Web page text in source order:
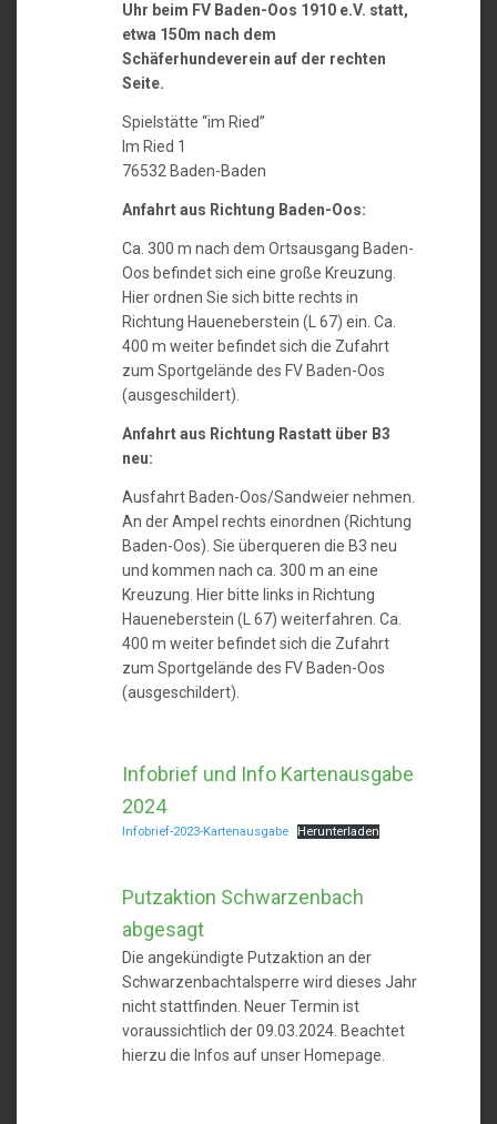
Uhr beim FV Baden-Oos 1910 e.V. statt,
etwa 150m nach dem
Schäferhundeverein auf der rechten
Seite.
Spielstätte “im Ried”
Im Ried 1
76532 Baden-Baden
Anfahrt aus Richtung Baden-Oos:
Ca. 300 m nach dem Ortsausgang Baden-
Oos befindet sich eine große Kreuzung.
Hier ordnen Sie sich bitte rechts in
Richtung Haueneberstein (L 67) ein. Ca.
400 m weiter befindet sich die Zufahrt
zum Sportgelände des FV Baden-Oos
(ausgeschildert).
Anfahrt aus Richtung Rastatt über B3
neu:
Ausfahrt Baden-Oos/Sandweier nehmen.
An der Ampel rechts einordnen (Richtung
Baden-Oos). Sie überqueren die B3 neu
und kommen nach ca. 300 m an eine
Kreuzung. Hier bitte links in Richtung
Haueneberstein (L 67) weiterfahren. Ca.
400 m weiter befindet sich die Zufahrt
zum Sportgelände des FV Baden-Oos
(ausgeschildert).
Infobrief und Info Kartenausgabe
2024
Infobrief-2023-Kartenausgabe Herunterladen
Putzaktion Schwarzenbach
abgesagt
Die angekündigte Putzaktion an der
Schwarzenbachtalsperre wird dieses Jahr
nicht stattfinden. Neuer Termin ist
voraussichtlich der 09.03.2024. Beachtet
hierzu die Infos auf unser Homepage.